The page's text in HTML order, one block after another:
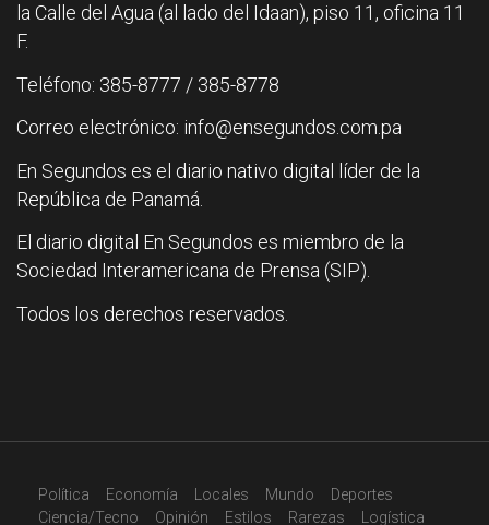
la Calle del Agua (al lado del Idaan), piso 11, oficina 11
F.
Teléfono: 385-8777 / 385-8778
Correo electrónico: info@ensegundos.com.pa
En Segundos es el diario nativo digital líder de la
República de Panamá.
El diario digital En Segundos es miembro de la
Sociedad Interamericana de Prensa (SIP).
Todos los derechos reservados.
Política Economía Locales Mundo
Deportes
Ciencia/Tecno
Opinión Estilos Rarezas Logística